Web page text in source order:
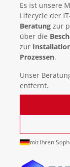
Es ist unsere
Lifecycle der
Beratung zur
über die
zur
Prozessen.
Unser
entfernt.
mit Ihren